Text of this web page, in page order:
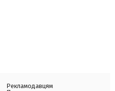
Рекламодавцям